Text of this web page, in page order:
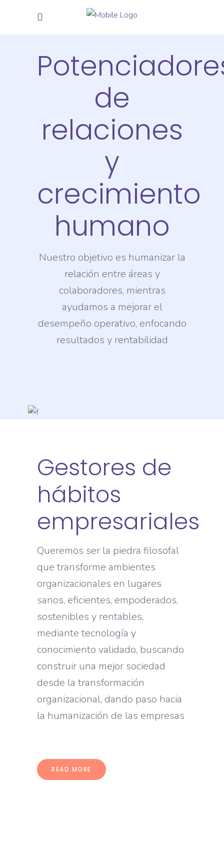
de
relaciones
y
crecimiento
humano
Nuestro objetivo es humanizar la
relación entre áreas y
colaboradores, mientras
ayudamos a mejorar el
desempeño operativo, enfocando
resultados y rentabilidad
Gestores de
hábitos
empresariales
Queremos ser la piedra filosofal
que transforme ambientes
organizacionales en lugares
sanos, eficientes, empoderados,
sostenibles y rentables,
mediante tecnología y
conocimiento validado, buscando
construir una mejor sociedad
desde la transformación
organizacional, dando paso hacia
la humanización de las empresas
READ MORE